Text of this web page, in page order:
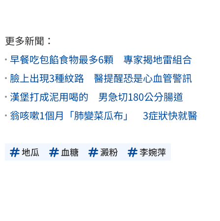
更多新聞：
早餐吃包餡食物最多6顆 專家揭地雷組合
臉上出現3種紋路 醫提醒恐是心血管警訊
漢堡打成泥用喝的 男急切180公分腸道
翁咳嗽1個月「肺變菜瓜布」 3症狀快就醫
地瓜 血糖 澱粉 李婉萍